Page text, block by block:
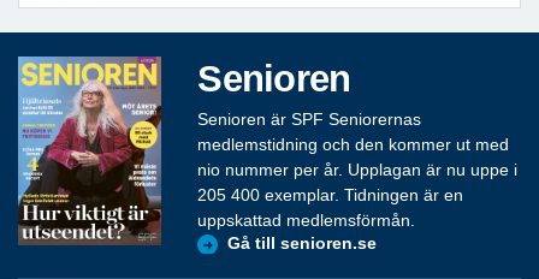
Senioren
Senioren är SPF Seniorernas
medlemstidning och den kommer ut med
nio nummer per år. Upplagan är nu uppe i
205 400 exemplar. Tidningen är en
uppskattad medlemsförmån.
Gå till senioren.se